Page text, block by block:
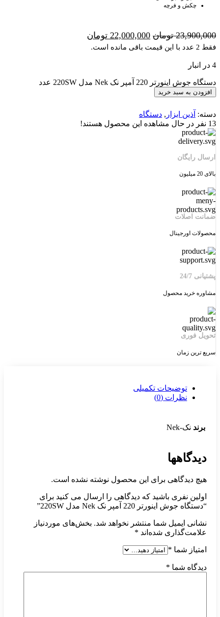
چکش و فرچه
23,900,000 تومان 22,000,000 تومان
فقط 2 عدد با این قیمت باقی مانده است.
4 در انبار
دستگاه جوش اینورتر 220 آمپر نک Nek مدل 220SW عدد
افزودن به سبد خرید
دسته: آذین ابزار , دستگاه
13 نفر در حال مشاهده این محصول هستند!
ارسال رایگان
بالای 20 میلیون
ضمانت اصلات
محصولات اورجینال
پشتیانی 24/7
مشاوره خرید محصول
تحویل فوری
سریع ترین زمان
توضیحات تکمیلی
نظرات (0)
برند نک-Nek
دیدگاهها
هیچ دیدگاهی برای این محصول نوشته نشده است.
اولین نفری باشید که دیدگاهی را ارسال می کنید برای
“دستگاه جوش اینورتر 220 آمپر نک Nek مدل 220SW”
نشانی ایمیل شما منتشر نخواهد شد. بخش‌های موردنیاز
علامت‌گذاری شده‌اند *
امتیاز شما *
دیدگاه شما *